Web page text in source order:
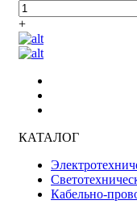
+
КАТАЛОГ
Кабельно-